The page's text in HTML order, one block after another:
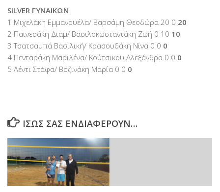
SILVER ΓΥΝΑΙΚΩΝ
1 Μιχελάκη Εμμανουέλα/ Βαρσάμη Θεοδώρα 20 0 20
2 Παινεσάκη Διαμ/ Βασιλοκωσταντάκη Ζωή 0 10 10
3 Τσατσαμπά Βασιλική/ Κρασουδάκη Νίνα 0 0 0
4 Πενταράκη Μαριλένα/ Κούτσικου Αλεξάνδρα 0 0 0
5 Λέντι Στάφα/ Βοζινάκη Μαρία 0 0 0
ΊΣΩΣ ΣΑΣ ΕΝΔΙΑΦΈΡΟΥΝ…